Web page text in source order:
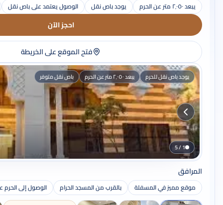
يبعد ٢٬٠٥٠ متر عن الحرم يوجد باص نقل الوصول يعتمد على باص نقل
احجز الآن
فتح الموقع على الخريطة
يوجد باص نقل للحرم يبعد ٢٬٠٥٠ متر عن الحرم باص نقل متوفر
1 / 5
المرافق
موقع مميز في المسفلة بالقرب من المسجد الحرام الوصول إلى الحرم